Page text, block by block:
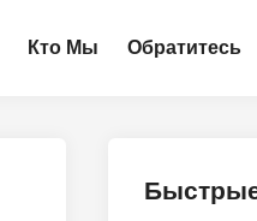
Кто Мы Обратитесь